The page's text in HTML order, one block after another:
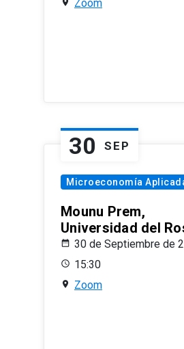
Zoom
30 SEP
Microeconomía
Mounu Prem,
Universidad del
30 de Septiembre de
15:30
Zoom